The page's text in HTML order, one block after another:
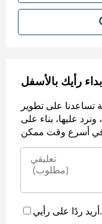
رأيك بالأسفل
تساعدنا على تطوير
عليها، بناء على
أريد ردًا على رأيي.